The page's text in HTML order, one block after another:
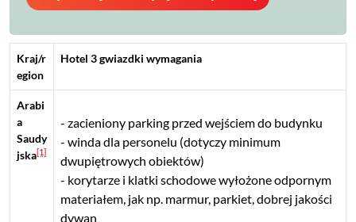
Kraj/r
egion
Hotel 3 gwiazdki wymagania
Arabi
a
Saudy
jska[1]
zacieniony parking przed wejściem do budynku
winda dla personelu (dotyczy minimum
dwupiętrowych obiektów)
korytarze i klatki schodowe wyłożone odpornym
materiałem, jak np. marmur, parkiet, dobrej jakości
dywan